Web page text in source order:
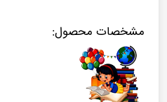
مشخصات محصول: